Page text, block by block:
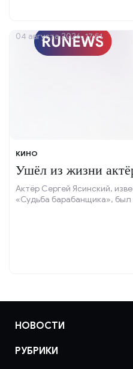
КИНО
Ушёл из жизни
Актёр Сергей Ясинский,
«Судьба барабанщика», был
04 августа 2026, 17:51
НОВОСТИ
РУБРИКИ